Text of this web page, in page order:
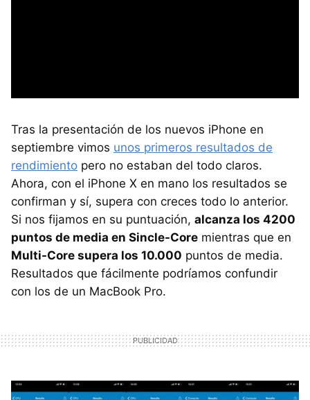
Tras la presentación de los nuevos iPhone en
septiembre vimos unos primeros resultados de
rendimiento pero no estaban del todo claros.
Ahora, con el iPhone X en mano los resultados se
confirman y sí, supera con creces todo lo anterior.
Si nos fijamos en su puntuación, alcanza los 4200
puntos de media en Sincle-Core mientras que en
Multi-Core supera los 10.000 puntos de media.
Resultados que fácilmente podríamos confundir
con los de un MacBook Pro.